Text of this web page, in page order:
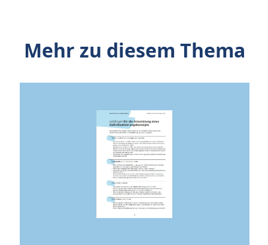
Mehr zu diesem Thema